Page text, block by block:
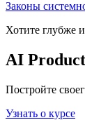
Законы
Хотите глубже
AI
Постройте
Узнать о курсе